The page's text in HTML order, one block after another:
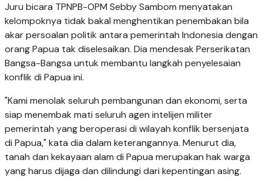
Juru bicara TPNPB-OPM Sebby Sambom menyatakan
kelompoknya tidak bakal menghentikan penembakan bila
akar persoalan politik antara pemerintah Indonesia dengan
orang Papua tak diselesaikan. Dia mendesak Perserikatan
Bangsa-Bangsa untuk membantu langkah penyelesaian
konflik di Papua ini.
"Kami menolak seluruh pembangunan dan ekonomi, serta
siap menembak mati seluruh agen intelijen militer
pemerintah yang beroperasi di wilayah konflik bersenjata
di Papua," kata dia dalam keterangannya. Menurut dia,
tanah dan kekayaan alam di Papua merupakan hak warga
yang harus dijaga dan dilindungi dari kepentingan asing.